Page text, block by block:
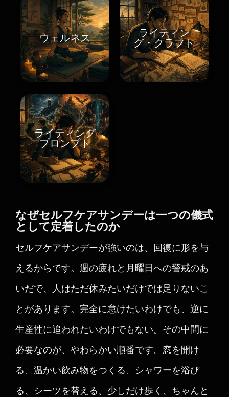
ウェルネス
ライティン
グ・クラフト
ライティング
プロンプト
なぜセルフケアサンデーは一つの儀式
として定着したのか
セルフケアサンデーが強いのは、回復に形を与
えるからです。週の疲れと月曜日への警戒のあ
いだで、人はただ休みたいだけでは足りないこ
とがあります。完全に怠けたいわけでも、逆に
生産性に追われたいわけでもない。その中間に
必要なのが、やわらかい順番です。窓を開け
る、温かい飲み物をつくる、シャワーを浴び
る、シーツを替える、少しだけ歩く、ちゃんと